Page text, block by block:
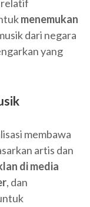
relatif
menemukan
dari negara
yang
membawa
artis dan
di media
, dan